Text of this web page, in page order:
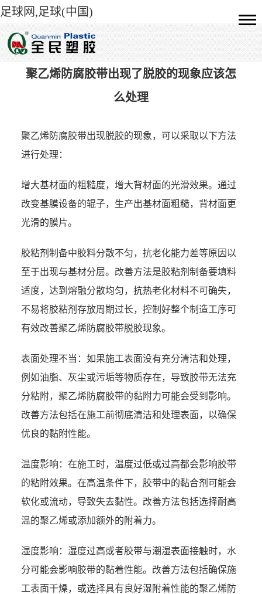
足球网,足球(中国)
聚乙烯防腐胶带出现了脱胶的现象应该怎
么处理
聚乙烯防腐胶带出现脱胶的现象，可以采取以下方法
进行处理：
增大基材面的粗糙度，增大背材面的光滑效果。通过
改变基膜设备的辊子，生产出基材面粗糙，背材面更
光滑的膜片。
胶粘剂制备中胶料分散不匀，抗老化能力差等原因以
至于出现与基材分层。改善方法是胶粘剂制备要填料
适度，达到熔融分散均匀，抗热老化材料不可确失，
不易将胶粘剂存放周期过长，控制好整个制造工序可
有效改善聚乙烯防腐胶带脱胶现象。
表面处理不当：如果施工表面没有充分清洁和处理，
例如油脂、灰尘或污垢等物质存在，导致胶带无法充
分粘附，聚乙烯防腐胶带的黏附力可能会受到影响。
改善方法包括在施工前彻底清洁和处理表面，以确保
优良的黏附性能。
温度影响：在施工时，温度过低或过高都会影响胶带
的粘附效果。在高温条件下，胶带中的黏合剂可能会
软化或流动，导致失去黏性。改善方法包括选择耐高
温的聚乙烯或添加额外的附着力。
湿度影响：湿度过高或者胶带与潮湿表面接触时，水
分可能会影响胶带的黏着性能。改善方法包括确保施
工表面干燥，或选择具有良好湿附着性能的聚乙烯防